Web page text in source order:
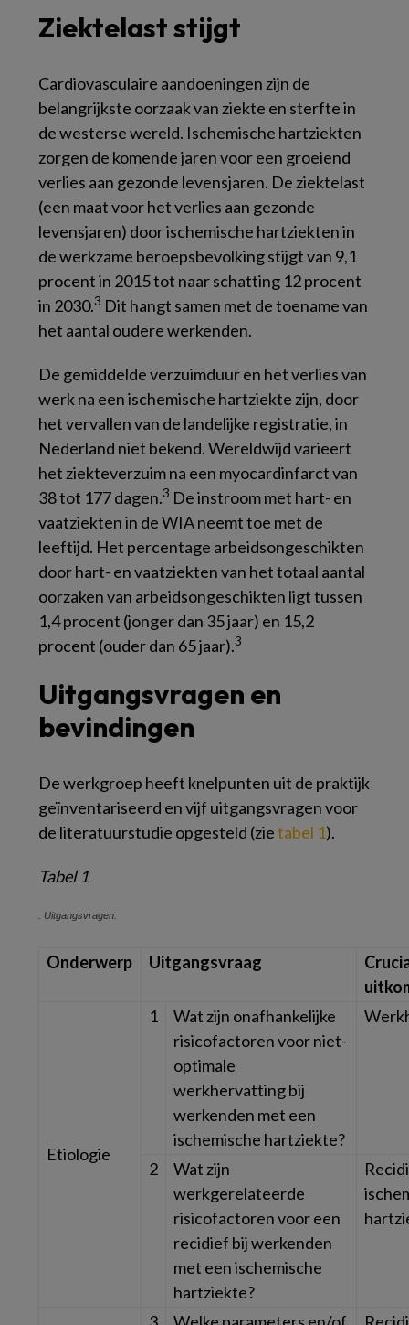
Ziektelast stijgt
Cardiovasculaire aandoeningen zijn de
belangrijkste oorzaak van ziekte en sterfte in
de westerse wereld. Ischemische hartziekten
zorgen de komende jaren voor een groeiend
verlies aan gezonde levensjaren. De ziektelast
(een maat voor het verlies aan gezonde
levensjaren) door ischemische hartziekten in
de werkzame beroepsbevolking stijgt van 9,1
procent in 2015 tot naar schatting 12 procent
in 2030.3 Dit hangt samen met de toename van
het aantal oudere werkenden.
De gemiddelde verzuimduur en het verlies van
werk na een ischemische hartziekte zijn, door
het vervallen van de landelijke registratie, in
Nederland niet bekend. Wereldwijd varieert
het ziekteverzuim na een myocardinfarct van
38 tot 177 dagen.3 De instroom met hart- en
vaatziekten in de WIA neemt toe met de
leeftijd. Het percentage arbeidsongeschikten
door hart- en vaatziekten van het totaal aantal
oorzaken van arbeidsongeschikten ligt tussen
1,4 procent (jonger dan 35 jaar) en 15,2
procent (ouder dan 65 jaar).3
Uitgangsvragen en
bevindingen
De werkgroep heeft knelpunten uit de praktijk
geïnventariseerd en vijf uitgangsvragen voor
de literatuurstudie opgesteld (zietabel 1).
Tabel 1
: Uitgangsvragen.
Onderwerp Uitgangsvraag
Etiologie
1
Wat zijn onafhankelijke
risicofactoren voor niet-
optimale
werkhervatting bij
werkenden met een
ischemische hartziekte?
2
Wat zijn
werkgerelateerde
risicofactoren voor een
recidief bij werkenden
met een ischemische
hartziekte?